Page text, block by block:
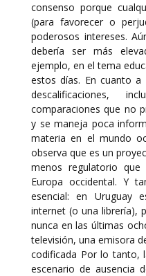
consenso porque
(para favorecer o
poderosos intereses.
debería ser más
ejemplo, en el tema
estos días. En cuanto
descalificaciones,
comparaciones que no
y se maneja poca
materia en el mundo
observa que es un
menos regulatorio
Europa occidental. Y
esencial: en Uruguay
internet (o una librería),
nunca en las últimas
televisión, una emisora
codificada Por lo tanto,
escenario de ausencia